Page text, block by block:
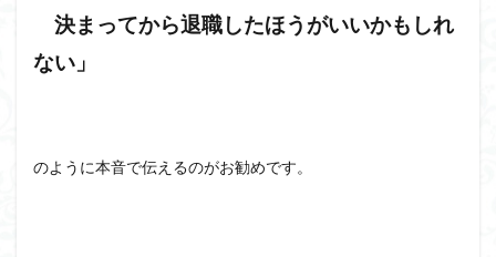
決まってから退職したほうがいいかもしれ
ない」
のように本音で伝えるのがお勧めです。